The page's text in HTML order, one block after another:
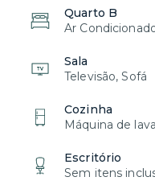
Quarto B
Ar
Sala
Televisão, Sofá
Cozinha
Máquina de
Escritório
Sem itens